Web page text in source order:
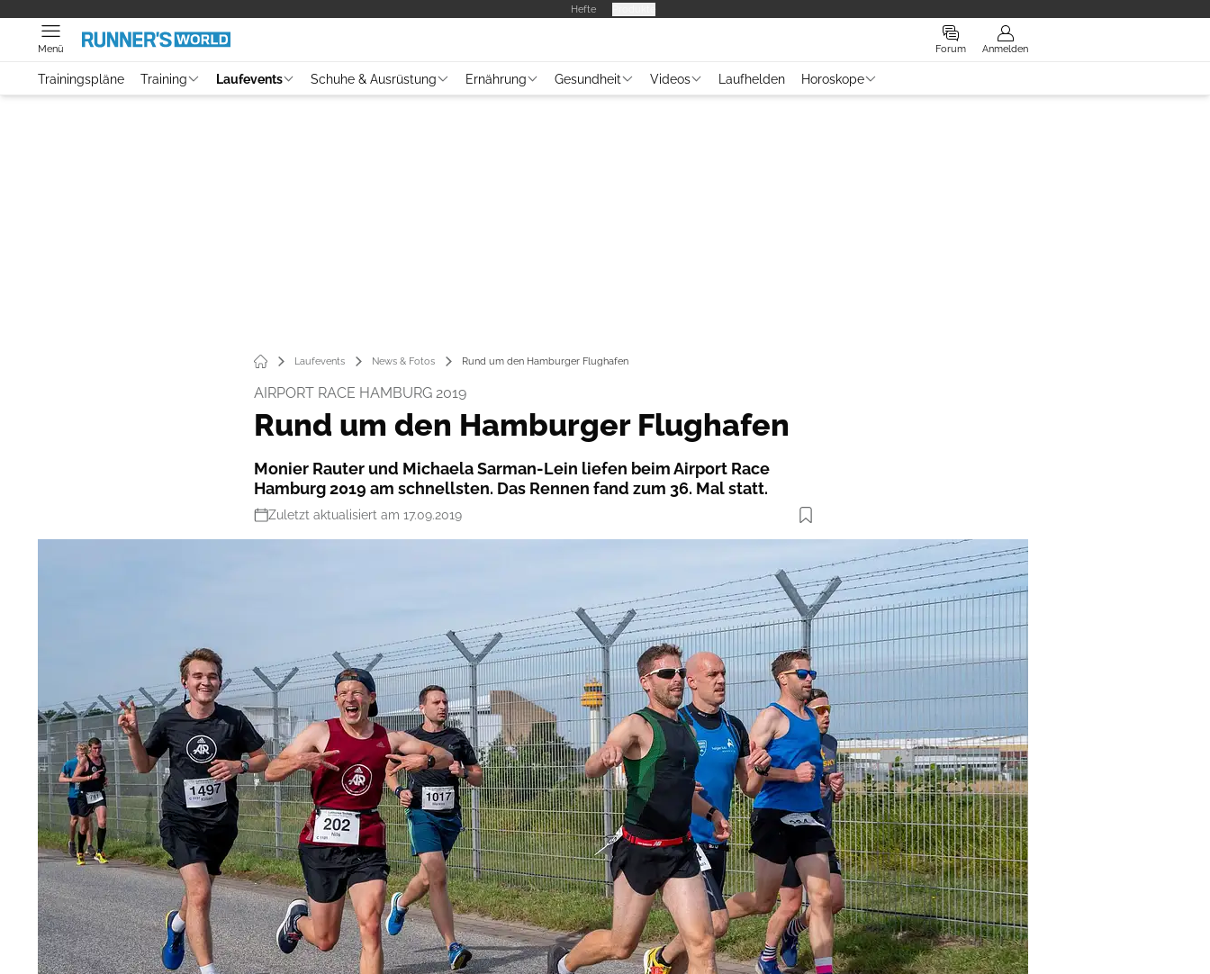
Hefte
Forum Anmelden
Menü
Trainingspläne Training Laufevents Schuhe & Ausrüstung Ernährung Gesundheit Videos Laufhelden Horoskope
Laufevents News & Fotos Rund um den Hamburger Flughafen
AIRPORT RACE HAMBURG 2019
Rund um den Hamburger Flughafen
Monier Rauter und Michaela Sarman-Lein liefen beim Airport Race
Hamburg 2019 am schnellsten. Das Rennen fand zum 36. Mal statt.
Zuletzt aktualisiert am 17.09.2019